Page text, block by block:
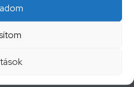
változásait IDE
meg!